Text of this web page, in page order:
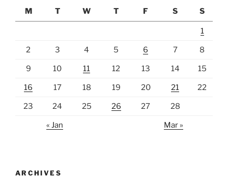
M
T W T F S S
1
2 3 4 5 6 7 8
9 10 11 12 13 14 15
16 17 18 19 20 21 22
23 24 25 26 27 28
« Jan Mar »
ARCHIVES